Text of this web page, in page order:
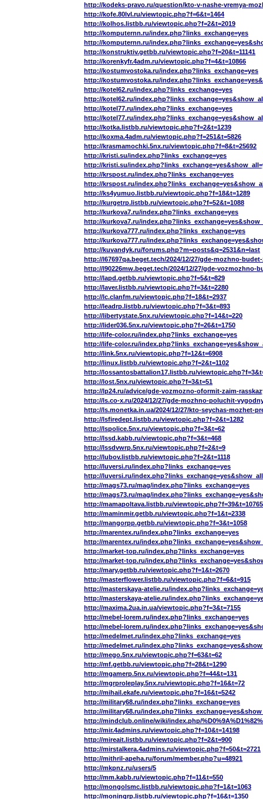
http://kodeks-pravo.ru/question/kto-v-nashe-vremya-
http://kofe.80lvl.ru/viewtopic.php?f=6&t=1464
http://kolhos.listbb.ru/viewtopic.php?f=2&t=2019
http://komputernn.ru/index.php?links_exchange=yes
http://komputernn.ru/
http://konstruktiv.getbb.ru/viewtopic.php?f=20&t=11141
http://korenkyfr.4adm.ru/viewtopic.php?f=4&t=10866
http://kostumvostoka.ru/index.php?links_exchange=yes
http://kostumvostoka.ru/
http://kotel62.ru/index.php?links_exchange=yes
http://kotel62.ru/
http://kotel77.ru/index.php?links_exchange=yes
http://kotel77.ru/
http://kotka.listbb.ru/viewtopic.php?f=2&t=1239
http://koxma.4adm.ru/viewtopic.php?f=251&t=5826
http://krasmamochki.5nx.ru/viewtopic.php?f=8&t=25692
http://kristi.su/index.php?links_exchange=yes
http://kristi.su/
http://krspost.ru/index.php?links_exchange=yes
http://krspost.ru/
http://ks4yumuo.listbb.ru/viewtopic.php?f=18&t=1289
http://kurgetrp.listbb.ru/viewtopic.php?f=52&t=1088
http://kurkova7.ru/index.php?links_exchange=yes
http://kurkova7.ru/
http://kurkova777.ru/index.php?links_exchange=yes
http://kurkova777.ru/
http://kuvandyk.ru/forums.php?m=posts&q=2531&n=last
http://l67697qa.beget.tech/2024/12/27/gde-mozhno-
http://l90226mw.beget.tech/2024/12/27/gde-
http://lapd.getbb.ru/viewtopic.php?f=5&t=829
http://laver.listbb.ru/viewtopic.php?f=3&t=2280
http://lc.clanfm.ru/viewtopic.php?f=18&t=2937
http://leadrp.listbb.ru/viewtopic.php?f=3&t=893
http://libertystate.5nx.ru/viewtopic.php?f=14&t=220
http://lider036.5nx.ru/viewtopic.php?f=26&t=1750
http://life-color.ru/index.php?links_exchange=yes
http://life-color.ru/
http://link.5nx.ru/viewtopic.php?f=12&t=6908
http://linux.listbb.ru/viewtopic.php?f=2&t=1102
http://lossantosbattalion17.listbb.ru/
http://lost.5nx.ru/viewtopic.php?f=3&t=51
http://lp24.ru/advice/gde-vozmozno-oformit-zaim-
http://ls.co-x.ru/2024/12/27/gde-mozhno-poluchit-
http://ls.monetka.in.ua/2024/12/27/kto-seychas-mozhet-
http://lsfiredept.listbb.ru/viewtopic.php?f=2&t=1282
http://lspolice.5nx.ru/viewtopic.php?f=3&t=62
http://lssd.kabb.ru/viewtopic.php?f=3&t=468
http://lssdvwrp.5nx.ru/viewtopic.php?f=2&t=9
http://lubov.listbb.ru/viewtopic.php?f=2&t=1118
http://luversi.ru/index.php?links_exchange=yes
http://luversi.ru/
http://mags73.ru/mag/index.php?links_exchange=yes
http://mags73.ru/mag/
http://mamapoltava.listbb.ru/viewtopic.php?f=39&t=10765
http://maminmir.getbb.ru/viewtopic.php?f=1&t=2338
http://mangorpp.getbb.ru/viewtopic.php?f=3&t=1058
http://marentex.ru/index.php?links_exchange=yes
http://marentex.ru/
http://market-top.ru/index.php?links_exchange=yes
http://market-top.ru/
http://mary.getbb.ru/viewtopic.php?f=1&t=2670
http://masterflower.listbb.ru/viewtopic.php?f=6&t=915
http://masterskaya-atelie.ru/
http://masterskaya-atelie.ru/
http://maxima.2ua.in.ua/viewtopic.php?f=3&t=7155
http://mebel-lorem.ru/index.php?links_exchange=yes
http://mebel-lorem.ru/
http://medelmet.ru/index.php?links_exchange=yes
http://medelmet.ru/
http://mego.5nx.ru/viewtopic.php?f=63&t=62
http://mf.getbb.ru/viewtopic.php?f=28&t=1290
http://mgamerp.5nx.ru/viewtopic.php?f=44&t=131
http://mgrproleplay.5nx.ru/viewtopic.php?f=16&t=72
http://mihail.ekafe.ru/viewtopic.php?f=16&t=5242
http://military68.ru/index.php?links_exchange=yes
http://military68.ru/
http://mindclub.online/wiki/index.php/
http://mir.4admins.ru/viewtopic.php?f=10&t=14198
http://mireait.listbb.ru/viewtopic.php?f=2&t=900
http://mirstalkera.4admins.ru/viewtopic.php?f=50&t=2721
http://mithril-apeha.ru/forum/member.php?u=48921
http://mkpnz.ru/users/5
http://mm.kabb.ru/viewtopic.php?f=11&t=550
http://mongolsmc.listbb.ru/viewtopic.php?f=1&t=1063
http://moningrp.listbb.ru/viewtopic.php?f=16&t=1350